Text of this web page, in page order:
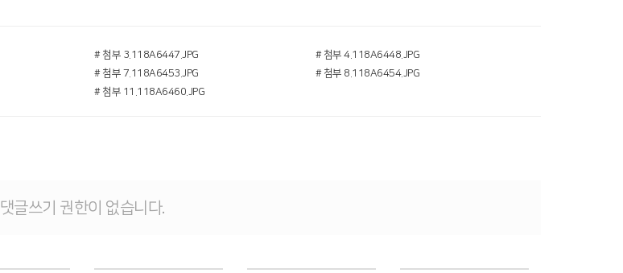
# 첨부 3.118A6447.JPG
# 첨부 4.118A6448.JPG
# 첨부 7.118A6453.JPG
# 첨부 8.118A6454.JPG
# 첨부 11.118A6460.JPG
댓글쓰기 권한이 없습니다.